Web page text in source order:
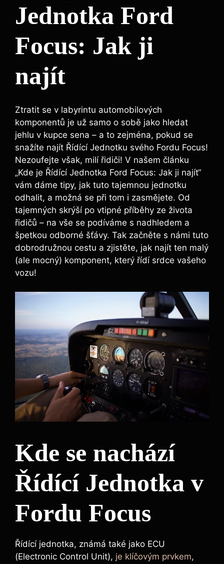
Jednotka Ford
Focus: Jak ji
najít
Ztratit se v labyrintu automobilových
komponentů je už samo o sobě jako hledat
jehlu v kupce sena – a to zejména, pokud se
snažíte najít Řídící Jednotku svého Fordu Focus!
Nezoufejte však, milí řidiči! V našem článku
„Kde je Řídící Jednotka Ford Focus: Jak ji najít“
vám dáme tipy, jak tuto tajemnou jednotku
odhalit, a možná se při tom i zasmějete. Od
tajemných skrýší po vtipné příběhy ze života
řidičů – na vše se podíváme s nadhledem a
špetkou odborné šťávy. Tak začněte s námi tuto
dobrodružnou cestu a zjistěte, jak najít ten malý
(ale mocný) komponent, který řídí srdce vašeho
vozu!
Kde se nachází
Řídící Jednotka v
Fordu Focus
Řídící jednotka, známá také jako ECU
(Electronic Control Unit), je klíčovým prvkem,